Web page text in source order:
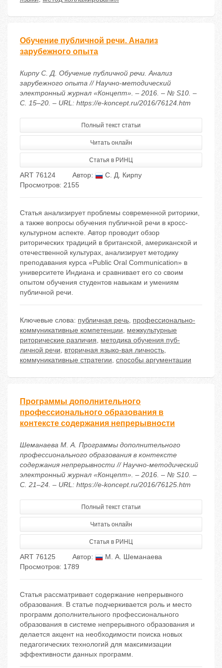
Обучение публичной речи. Анализ
зарубежного опыта
Кирпу С. Д. Обучение публичной речи. Анализ
зарубежного опыта // Научно-методический
электронный журнал «Концепт». – 2016. – № S10. –
С. 15–20. – URL: https://e-koncept.ru/2016/76124.htm
Полный текст статьи
Читать онлайн
Статья в РИНЦ
ART 76124 Автор:
С. Д. Кирпу
Просмотров: 2155
Статья анализирует проблемы современной риторики,
а также вопросы обучения публичной речи в кросс-
культурном аспекте. Автор проводит обзор
риторических традиций в британской, американской и
отечественной культурах, анализирует методику
преподавания курса «Public Oral Communication» в
университете Индиана и сравнивает его со своим
опытом обучения студентов навыкам и умениям
публичной речи.
Ключевые слова: публичная речь, профессионально-
коммуникативные компетенции, межкультурные
риторические различия, методика обучения пуб-
личной речи, вторичная языко-вая личность,
коммуникативные стратегии, способы аргументации
Программы дополнительного
профессионального образования в
контексте содержания непрерывности
Шеманаева М. А. Программы дополнительного
профессионального образования в контексте
содержания непрерывности // Научно-методический
электронный журнал «Концепт». – 2016. – № S10. –
С. 21–24. – URL: https://e-koncept.ru/2016/76125.htm
Полный текст статьи
Читать онлайн
Статья в РИНЦ
ART 76125 Автор:
М. А. Шеманаева
Просмотров: 1789
Статья рассматривает содержание непрерывного
образования. В статье подчеркивается роль и место
программ дополнительного профессионального
образования в системе непрерывного образования и
делается акцент на необходимости поиска новых
педагогических технологий для максимизации
эффективности данных программ.